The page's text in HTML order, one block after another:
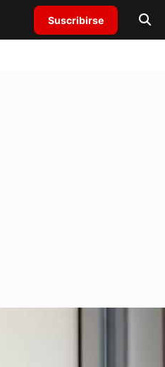
Suscribirse